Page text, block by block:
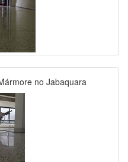
no Jabaquara